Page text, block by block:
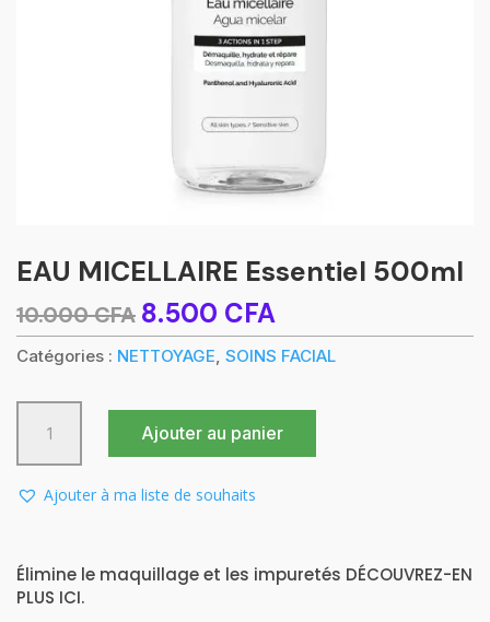
EAU MICELLAIRE Essentiel 500ml
10.000CFA Le
prix
initial
10.000 CFA.
8.500 CFALe
prix
actuel
8.500 CFA.
Catégories : NETTOYAGE, SOINS FACIAL
EAU
MICELLAIRE
Ajouter au panier
Ajouter à ma liste de souhaits
Élimine le maquillage et les impuretés DÉCOUVREZ-EN
PLUS ICI.